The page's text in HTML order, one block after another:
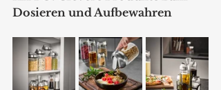
Dosieren und Aufbewahren